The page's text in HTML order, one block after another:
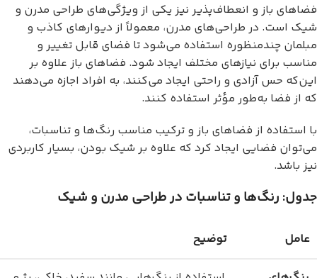
فضاهای باز و انعطاف‌پذیر نیز یکی از ویژگی‌های طراحی مدرن و
شیک است. در طراحی‌های مدرن، معمولاً از دیوارهای کاذب و
مبلمان چندمنظوره استفاده می‌شود تا فضای قابل تغییر و
مناسب برای نیازهای مختلف ایجاد شود. فضاهای باز علاوه بر
این‌که حس آزادی و راحتی ایجاد می‌کنند، به افراد اجازه می‌دهند
که از فضا به‌طور مؤثر استفاده کنند.
با استفاده از فضاهای باز و ترکیب مناسب رنگ‌ها و تناسبات،
می‌توان فضایی ایجاد کرد که علاوه بر شیک بودن، بسیار کاربردی
نیز باشد.
جدول: رنگ‌ها و تناسبات در طراحی مدرن و شیک
عامل توضیح